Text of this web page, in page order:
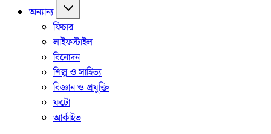
অন্যান্য
ফিচার
লাইফস্টাইল
বিনোদন
শিল্প ও সাহিত্য
বিজ্ঞান ও প্রযুক্তি
ফটো
আর্কাইভ